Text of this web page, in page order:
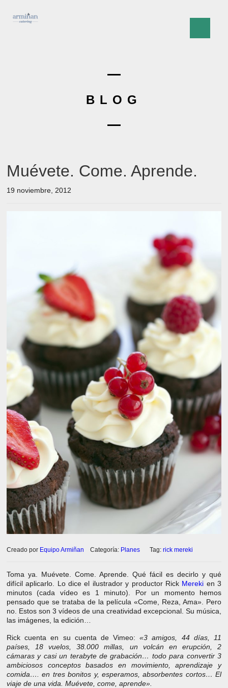
BLOG
Muévete. Come. Aprende.
19 noviembre, 2012
Creado por Equipo Armiñan Categoría: Planes Tag: rick mereki
Toma ya. Muévete. Come. Aprende. Qué fácil es decirlo y qué
difícil aplicarlo. Lo dice el ilustrador y productor Rick Mereki en 3
minutos (cada vídeo es 1 minuto). Por un momento hemos
pensado que se trataba de la película «Come, Reza, Ama». Pero
no. Estos son 3 vídeos de una creatividad excepcional. Su música,
las imágenes, la edición…
Rick cuenta en su cuenta de Vimeo:«3 amigos, 44 días, 11
países, 18 vuelos, 38.000 millas, un volcán en erupción, 2
cámaras y casi un terabyte de grabación… todo para convertir 3
ambiciosos conceptos basados en movimiento, aprendizaje y
comida…. en tres bonitos y, esperamos, absorbentes cortos… El
viaje de una vida. Muévete, come, aprende».